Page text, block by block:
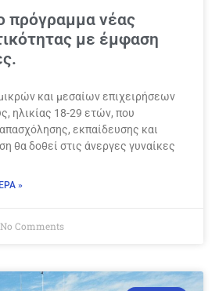
πρόγραμμα νέας
με έμφαση
και μεσαίων επιχειρήσεων
ηλικίας 18-29 ετών, που
εκπαίδευσης και
θα δοθεί στις άνεργες γυναίκες
»
No Comments